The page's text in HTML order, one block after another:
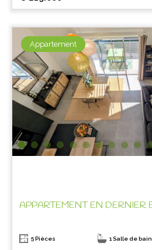
Appartement
5 Pièces 1 Salle de bain